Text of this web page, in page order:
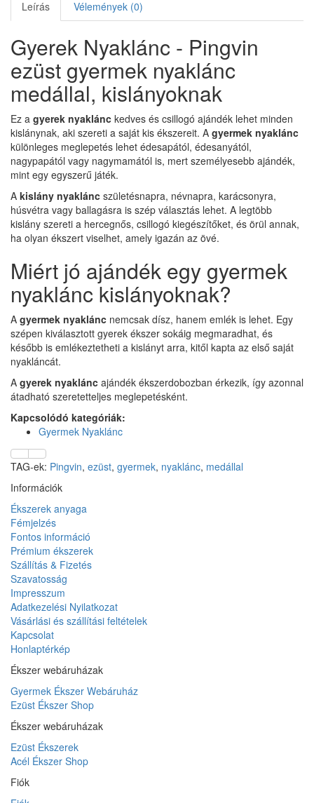
Leírás Vélemények (0)
Gyerek Nyaklánc - Pingvin
ezüst gyermek nyaklánc
medállal, kislányoknak
Ez a gyerek nyaklánc kedves és csillogó ajándék lehet minden
kislánynak, aki szereti a saját kis ékszereit. A gyermek nyaklánc
különleges meglepetés lehet édesapától, édesanyától,
nagypapától vagy nagymamától is, mert személyesebb ajándék,
mint egy egyszerű játék.
A kislány nyaklánc születésnapra, névnapra, karácsonyra,
húsvétra vagy ballagásra is szép választás lehet. A legtöbb
kislány szereti a hercegnős, csillogó kiegészítőket, és örül annak,
ha olyan ékszert viselhet, amely igazán az övé.
Miért jó ajándék egy gyermek
nyaklánc kislányoknak?
A gyermek nyaklánc nemcsak dísz, hanem emlék is lehet. Egy
szépen kiválasztott gyerek ékszer sokáig megmaradhat, és
később is emlékeztetheti a kislányt arra, kitől kapta az első saját
nyakláncát.
A gyerek nyaklánc ajándék ékszerdobozban érkezik, így azonnal
átadható szeretetteljes meglepetésként.
Kapcsolódó kategóriák:
Gyermek Nyaklánc
TAG-ek: Pingvin, ezüst, gyermek, nyaklánc, medállal
Információk
Ékszerek anyaga
Fémjelzés
Fontos információ
Prémium ékszerek
Szállítás & Fizetés
Szavatosság
Impresszum
Adatkezelési Nyilatkozat
Vásárlási és szállítási feltételek
Kapcsolat
Honlaptérkép
Ékszer webáruházak
Gyermek Ékszer Webáruház
Ezüst Ékszer Shop
Ékszer webáruházak
Ezüst Ékszerek
Acél Ékszer Shop
Fiók